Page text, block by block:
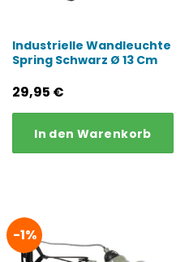
Industrielle Wandleuchte
Spring Schwarz Ø 13 Cm
29,95 €
In den Warenkorb
-1%